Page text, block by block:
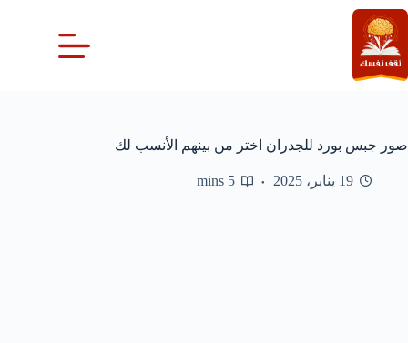
التجاوز
إلى
المحتوى
صور جبس بورد للجدران اختر من بينهم الأنسب لك
19 يناير، 2025 5 mins